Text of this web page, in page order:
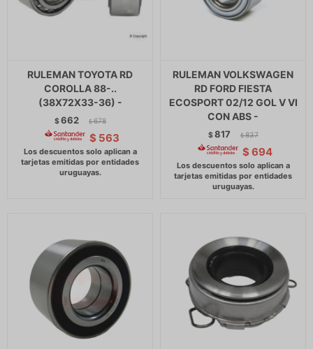
RULEMAN TOYOTA RD
COROLLA 88-..
(38X72X33-36) -
$662 $ 678
$ 563
RULEMAN VOLKSWAGEN
RD FORD FIESTA
ECOSPORT 02/12 GOL V VI
CON ABS -
$817 $ 837
$ 694